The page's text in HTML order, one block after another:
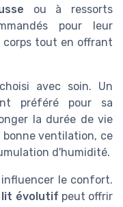
ou à ressorts
pour leur
corps tout en offrant
avec soin. Un
préféré pour sa
la durée de vie
bonne ventilation, ce
d'humidité.
le confort.
lit évolutif peut offrir